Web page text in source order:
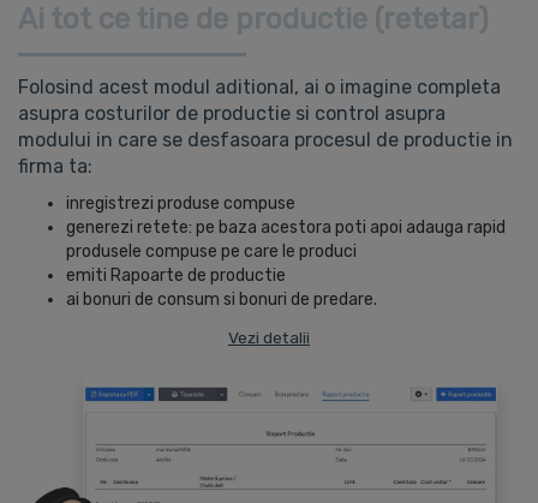
Ai tot ce tine de productie (retetar)
Folosind acest modul aditional, ai o imagine completa
asupra costurilor de productie si control asupra
modului in care se desfasoara procesul de productie in
firma ta:
inregistrezi produse compuse
generezi retete: pe baza acestora poti apoi adauga rapid
produsele compuse pe care le produci
emiti Rapoarte de productie
ai bonuri de consum si bonuri de predare.
Vezi detalii